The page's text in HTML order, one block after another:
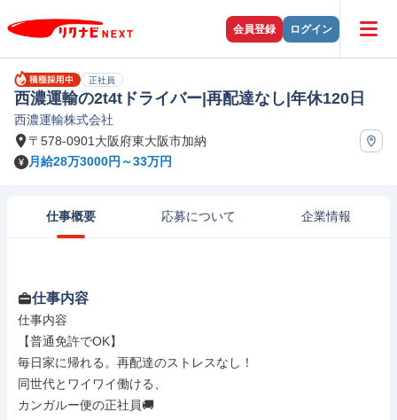
会員登録 ログイン
正社員
西濃運輸の2t4tドライバー|再配達なし|年休120日
西濃運輸株式会社
〒578-0901大阪府東大阪市加納
月給28万3000円～33万円
仕事概要 応募について 企業情報
仕事内容
仕事内容
【普通免許でOK】
毎日家に帰れる。再配達のストレスなし！
同世代とワイワイ働ける、
カンガルー便の正社員🚚